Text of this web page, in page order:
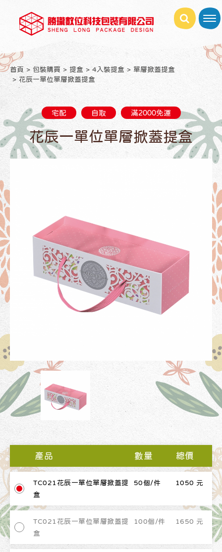
首頁 包裝購買 提盒 4入裝提盒
單層掀蓋提盒
花辰一單位單層掀蓋提盒
宅配 自取 滿2000免運
花辰一單位單層掀蓋提盒
產品 數量 總價
TC021花辰一單位單層掀蓋提
盒
50個/件 1050 元
TC021花辰一單位單層掀蓋提
盒
100個/件 1650 元